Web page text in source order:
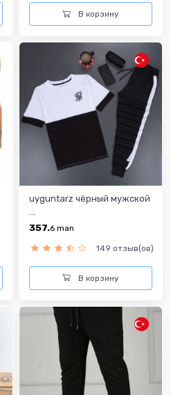
В корзину
uyguntarz чёрный мужской
...
357.6 man
149 отзыв(ов)
В корзину